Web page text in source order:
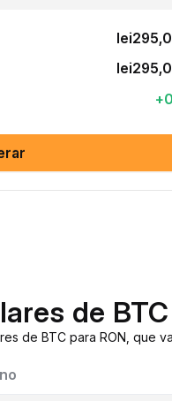
+
de
de BTC para RON, que